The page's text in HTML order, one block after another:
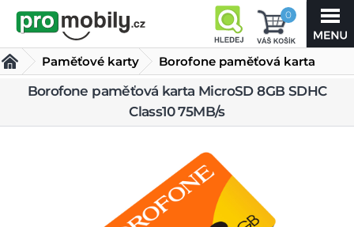
0
Paměťové karty
Borofone paměťová karta
MicroSD 8GB SDHC Class10
Borofone paměťová karta MicroSD 8GB SDHC
Class10 75MB/s